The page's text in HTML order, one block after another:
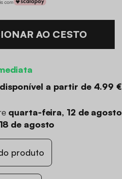
com
AO CESTO
a partir de 4.99 €
quarta-feira, 12 de agosto
de agosto
produto